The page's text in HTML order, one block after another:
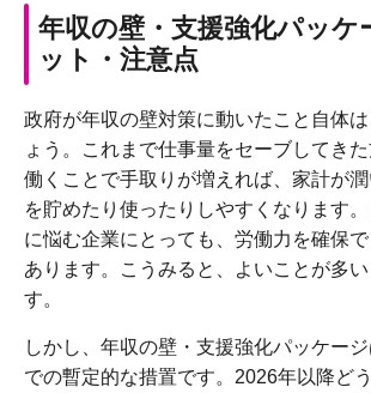
年収の壁・支援強化パッケ
ット・注意点
政府が年収の壁対策に動いたこと自体
ょう。これまで仕事量をセーブしてきた
働くことで手取りが増えれば、家計が
を貯めたり使ったりしやすくなります
に悩む企業にとっても、労働力を確保
あります。こうみると、よいことが多
す。
しかし、年収の壁・支援強化パッケー
での暫定的な措置です。2026年以降ど